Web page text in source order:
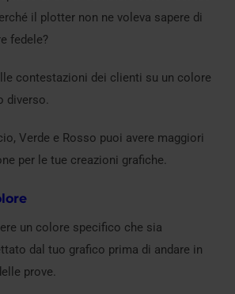
il plotter non ne voleva sapere di
fedele?
contestazioni dei clienti su un colore
diverso.
Verde e Rosso puoi avere maggiori
per le tue creazioni grafiche.
un colore specifico che sia
dal tuo grafico prima di andare in
prove.